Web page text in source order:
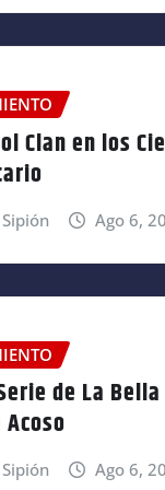
Clan en los
Ago 6,
de La
Ago 6,